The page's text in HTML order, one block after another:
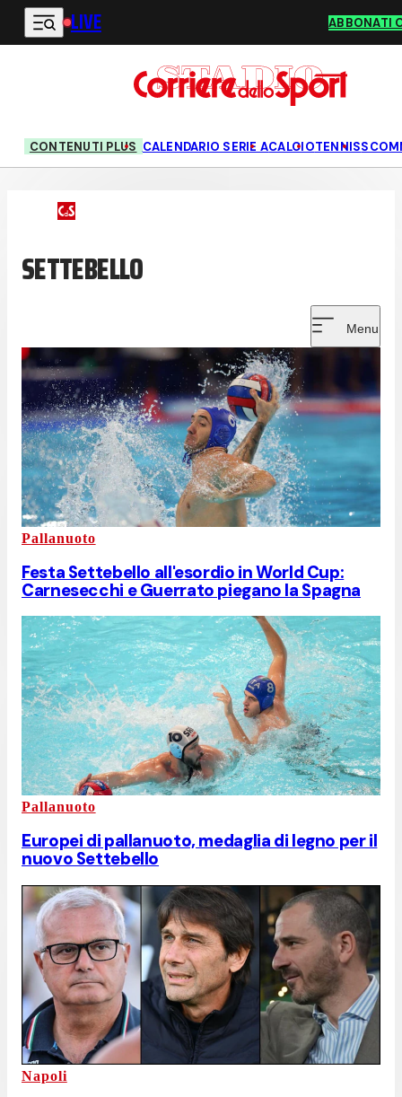
Vai al contenuto principale
LIVE ABBONATI
CONTENUTI PLUS CALENDARIO SERIE ACALCIOTENNIS
SETTEBELLO
Menu
Pallanuoto
Festa Settebello all'esordio in World Cup:
Carnesecchi e Guerrato piegano la Spagna
Pallanuoto
Europei di pallanuoto, medaglia di legno per il
nuovo Settebello
Napoli